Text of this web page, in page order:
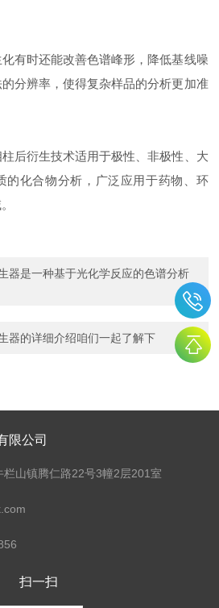
时还能改善色谱峰形，降低基线噪
分辨率，使得复杂样品的分析更加准
衍生技术适用于极性、非极性、大
的化合物分析，广泛应用于药物、环
器是一种基于光化学反应的色谱分析
器的详细介绍咱们一起了解下
限公司
山镇腾仁路22号3幢2层201室
扫一扫